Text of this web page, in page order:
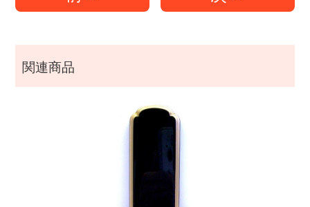
関連商品